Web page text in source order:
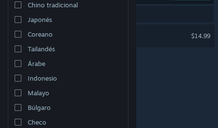
Cambiar idioma
Descargar Steam Mobile
Ver versión clásica
Chino tradicional
Japonés
Coreano
Tailandés
Árabe
Indonesio
Malayo
Búlgaro
Checo
$14.99